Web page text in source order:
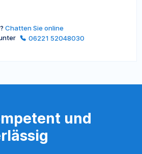
Chatten Sie online
06221 52048030
und